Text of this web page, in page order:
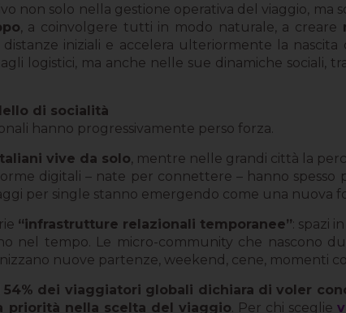
non solo nella gestione operativa del viaggio, ma
, a coinvolgere tutti in modo naturale, a creare
iniziali e accelera ulteriormente la
logistici, ma anche nelle sue dinamiche sociali,
di socialità
hanno progressivamente perso forza.
vive da solo , mentre nelle grandi città la
digitali – nate per connettere – hanno
per single stanno emergendo come una nuova
“infrastrutture relazionali temporanee”: spazi
nel tempo. Le micro-community che nascono
nuove partenze, weekend, cene, momenti
54% dei viaggiatori globali dichiara di voler
priorità nella scelta del viaggio . Per chi sceglie